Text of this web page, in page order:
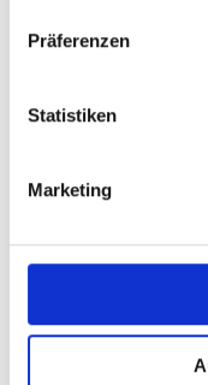
Präferenzen
Statistiken
Marketing
Branche
Ja, ich habe